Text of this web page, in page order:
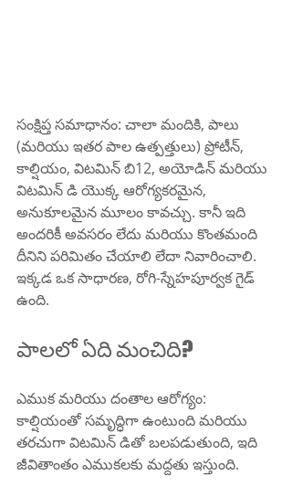
సంక్షిప్త సమాధానం: చాలా మందికి, పాలు
(మరియు ఇతర పాల ఉత్పత్తులు) ప్రోటీన్,
కాల్షియం, విటమిన్ బి12, అయోడిన్ మరియు
విటమిన్ డి యొక్క ఆరోగ్యకరమైన,
అనుకూలమైన మూలం కావచ్చు. కానీ ఇది
అందరికీ అవసరం లేదు మరియు కొంతమంది
దీనిని పరిమితం చేయాలి లేదా నివారించాలి.
ఇక్కడ ఒక సాధారణ, రోగి-స్నేహపూర్వక గైడ్
ఉంది.
పాలలో ఏది మంచిది?
ఎముక మరియు దంతాల ఆరోగ్యం:
కాల్షియంతో సమృద్ధిగా ఉంటుంది మరియు
తరచుగా విటమిన్ డితో బలపడుతుంది, ఇది
జీవితాంతం ఎముకలకు మద్దతు ఇస్తుంది.